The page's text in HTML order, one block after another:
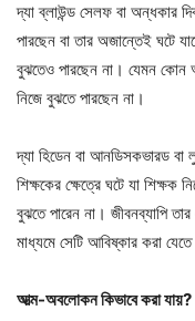
দ্যা ব্লাউন্ড সেলফ বা অন্ধকার
পারছেন বা তার অজান্তেই ঘটে
বুঝতেও পারছেন না। যেমন কোন
নিজে বুঝতে পারছেন না।
দ্যা হিডেন বা আনডিসকভারড
শিক্ষকের ক্ষেত্রে ঘটে যা শিক্ষক
বুঝতে পারেন না। জীবনব্যাপি
মাধ্যমে সেটি আবিষ্কার করা যেতে
আত্ম-অবলোকন কিভাবে করা যায়?